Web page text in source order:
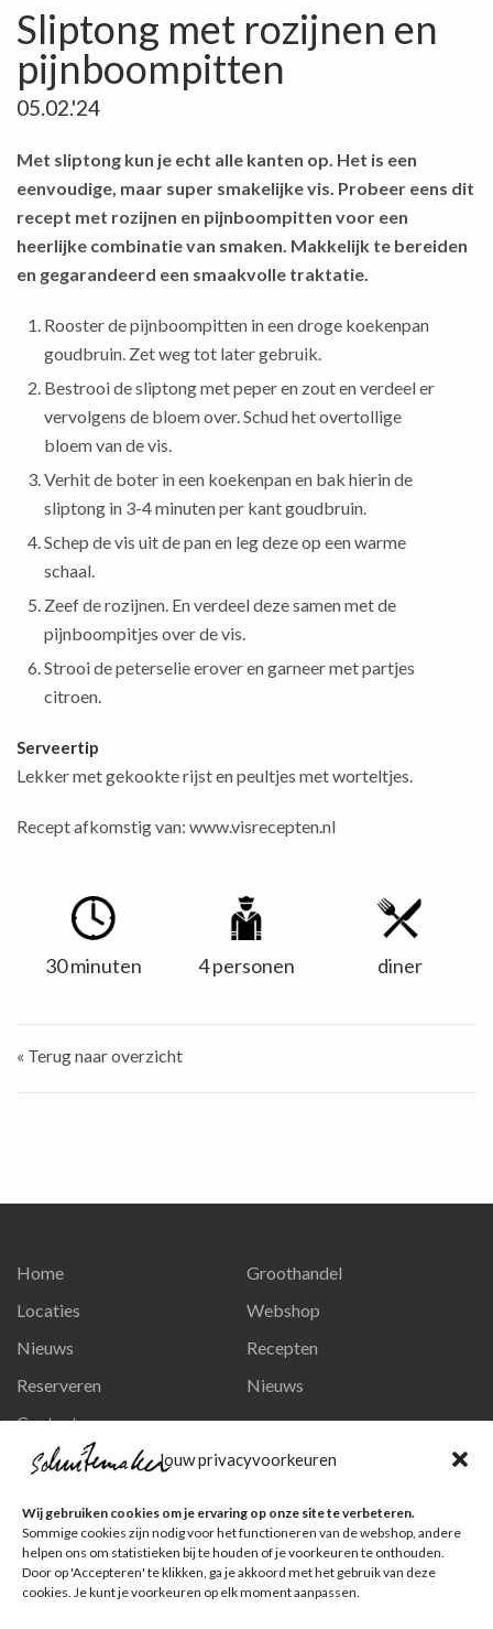
Jouw privacyvoorkeuren
Wij gebruiken cookies om je ervaring op onze site te verbeteren.
Sommige cookies zijn nodig voor het functioneren van de webshop, andere
helpen ons om statistieken bij te houden of je voorkeuren te onthouden.
Door op 'Accepteren' te klikken, ga je akkoord met het gebruik van deze
cookies. Je kunt je voorkeuren op elk moment aanpassen.
Sliptong met rozijnen en
pijnboompitten
05.02.'24
Met sliptong kun je echt alle kanten op. Het is een
eenvoudige, maar super smakelijke vis. Probeer eens dit
recept met rozijnen en pijnboompitten voor een
heerlijke combinatie van smaken. Makkelijk te bereiden
en gegarandeerd een smaakvolle traktatie.
Rooster de pijnboompitten in een droge koekenpan
goudbruin. Zet weg tot later gebruik.
Bestrooi de sliptong met peper en zout en verdeel er
vervolgens de bloem over. Schud het overtollige
bloem van de vis.
Verhit de boter in een koekenpan en bak hierin de
sliptong in 3-4 minuten per kant goudbruin.
Schep de vis uit de pan en leg deze op een warme
schaal.
Zeef de rozijnen. En verdeel deze samen met de
pijnboompitjes over de vis.
Strooi de peterselie erover en garneer met partjes
citroen.
Serveertip
Lekker met gekookte rijst en peultjes met worteltjes.
Recept afkomstig van: www.visrecepten.nl
30 minuten 4 personen diner
« Terug naar overzicht
Home
Locaties
Nieuws
Reserveren
Contact
Privacy en persoonsgegevens
Groothandel
Webshop
Recepten
Nieuws
Ga naar onze pagina
Volg ons op Instagram
Ga naar onze pagina